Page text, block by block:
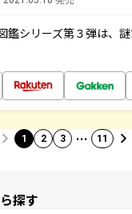
鑑シリーズ第３弾は、
1 2 3 … 11
探す